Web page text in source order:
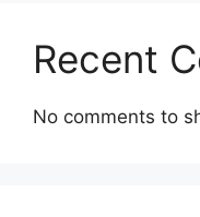
Recent
No comments to